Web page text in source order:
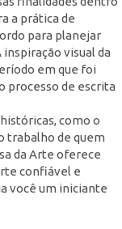
a prática de
para planejar
visual da
em que foi
processo de escrita
como o
trabalho de quem
da Arte oferece
confiável e
você um iniciante